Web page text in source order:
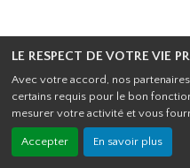
LE RESPECT DE VOTRE VIE
Avec votre accord, nos
certains requis pour le bon
mesurer votre activité et vous
Accepter En savoir plus